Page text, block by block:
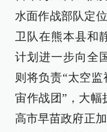
水面作战部队定
卫队在熊本县和
计划进一步向全
则将负责“太空监
宙作战团”，大
高市早苗政府正